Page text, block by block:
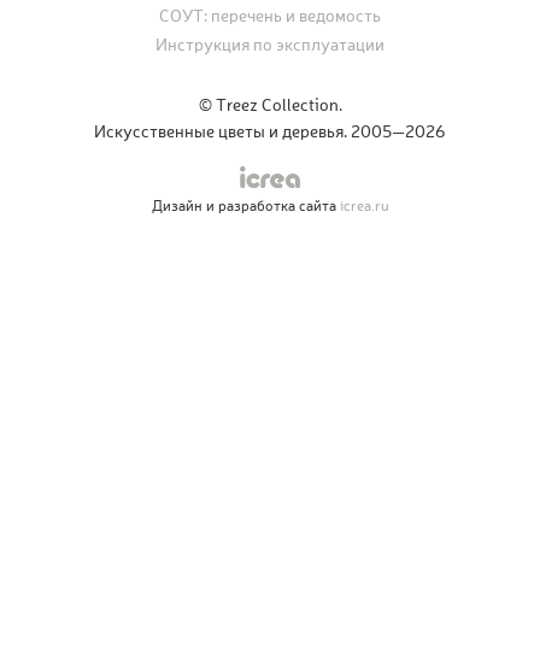
© Treez Collection.
Искусственные цветы и деревья. 2005—2026
СОУТ: перечень и ведомость
Инструкция по эксплуатации
Дизайн и разработка сайтаicrea.ru